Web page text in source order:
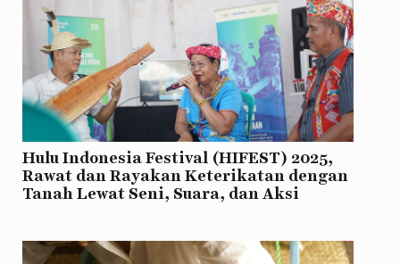
Hulu Indonesia Festival (HIFEST) 2025,
Rawat dan Rayakan Keterikatan dengan
Tanah Lewat Seni, Suara, dan Aksi